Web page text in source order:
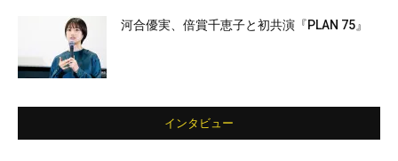
河合優実、倍賞千恵子と初共演『PLAN 75』
インタビュー